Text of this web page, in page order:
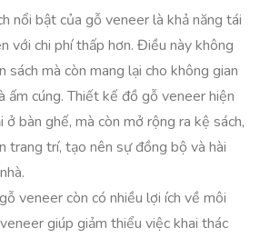
nổi bật của gỗ veneer là khả năng tái
với chi phí thấp hơn. Điều này không
sách mà còn mang lại cho không gian
ấm cúng. Thiết kế đồ gỗ veneer hiện
bàn ghế, mà còn mở rộng ra kệ sách,
trang trí, tạo nên sự đồng bộ và hài
veneer còn có nhiều lợi ích về môi
giúp giảm thiểu việc khai thác